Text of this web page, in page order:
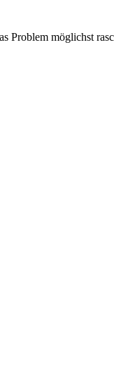
Problem möglichst